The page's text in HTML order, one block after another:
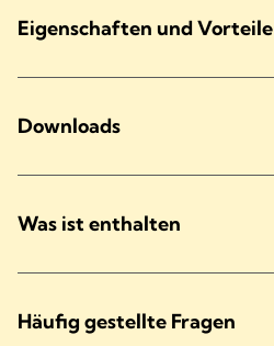
Eigenschaften und Vorteile
Downloads
Was ist enthalten
Häufig gestellte Fragen